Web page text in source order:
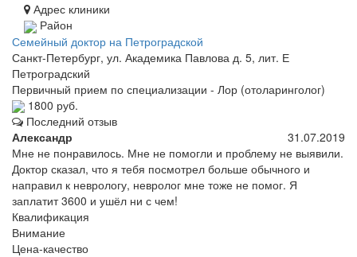
Адрес клиники
Район
Семейный доктор на Петроградской
Санкт-Петербург, ул. Академика Павлова д. 5, лит. Е
Петроградский
Первичный прием по специализации - Лор (отоларинголог)
1800 руб.
Последний отзыв
Александр
31.07.2019
Мне не понравилось. Мне не помогли и проблему не выявили.
Доктор сказал, что я тебя посмотрел больше обычного и
направил к неврологу, невролог мне тоже не помог. Я
заплатит 3600 и ушёл ни с чем!
Квалификация
Внимание
Цена-качество